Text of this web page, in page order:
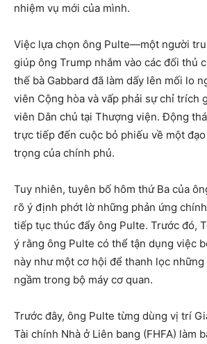
nhiệm vụ mới của mình.
Việc lựa chọn ông Pulte—một người
giúp ông Trump nhắm vào các đối thủ
thế bà Gabbard đã làm dấy lên mối lo
viên Cộng hòa và vấp phải sự chỉ trích
viên Dân chủ tại Thượng viện. Động
trực tiếp đến cuộc bỏ phiếu về một
trọng của chính phủ.
Tuy nhiên, tuyên bố hôm thứ Ba của
rõ ý định phớt lờ những phản ứng
tiếp tục thúc đẩy ông Pulte. Trước đó,
ý rằng ông Pulte có thể tận dụng việc
này như một cơ hội để thanh lọc
ngầm trong bộ máy cơ quan.
Trước đây, ông Pulte từng dùng vị trí
Tài chính Nhà ở Liên bang (FHFA) làm